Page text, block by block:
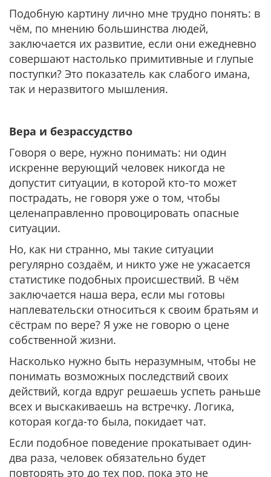
Подобную картину лично мне трудно понять: в
чём, по мнению большинства людей,
заключается их развитие, если они ежедневно
совершают настолько примитивные и глупые
поступки? Это показатель как слабого имана,
так и неразвитого мышления.
Вера и безрассудство
Говоря о вере, нужно понимать: ни один
искренне верующий человек никогда не
допустит ситуации, в которой кто-то может
пострадать, не говоря уже о том, чтобы
целенаправленно провоцировать опасные
ситуации.
Но, как ни странно, мы такие ситуации
регулярно создаём, и никто уже не ужасается
статистике подобных происшествий. В чём
заключается наша вера, если мы готовы
наплевательски относиться к своим братьям и
сёстрам по вере? Я уже не говорю о цене
собственной жизни.
Насколько нужно быть неразумным, чтобы не
понимать возможных последствий своих
действий, когда вдруг решаешь успеть раньше
всех и выскакиваешь на встречку. Логика,
которая когда-то была, покидает чат.
Если подобное поведение прокатывает один-
два раза, человек обязательно будет
повторять это до тех пор, пока это не